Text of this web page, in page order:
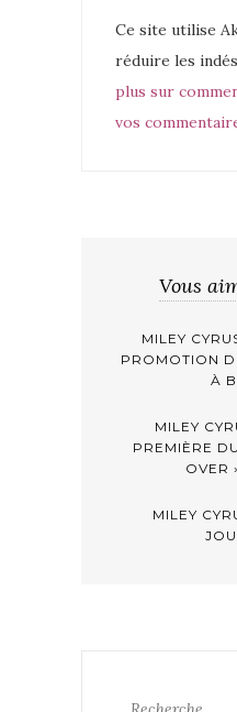
Ce site utilise
réduire les
plus sur
vos
Vous
MILEY
PROMOTION
À
MILEY
PREMIÈRE
OVER
MILEY